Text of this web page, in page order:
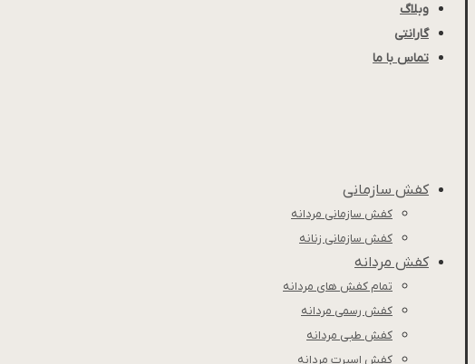
وبلاگ
گارانتی
تماس با ما
کفش سازمانی
کفش سازمانی مردانه
کفش سازمانی زنانه
کفش مردانه
تمام کفش های مردانه
کفش رسمی مردانه
کفش طبی مردانه
كفش اسپرت مردانه